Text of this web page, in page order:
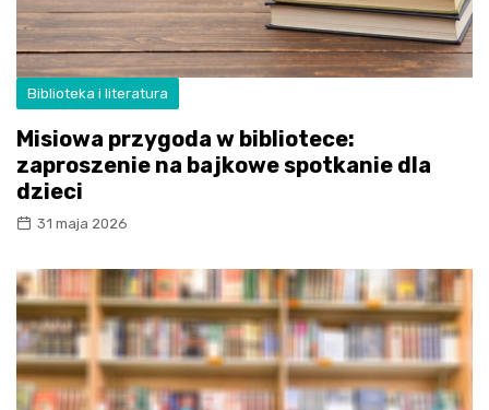
Biblioteka i literatura
Misiowa przygoda w bibliotece:
zaproszenie na bajkowe spotkanie dla
dzieci
31 maja 2026